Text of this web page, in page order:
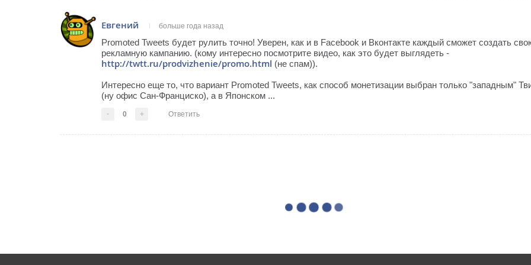
Евгений больше года назад
Promoted Tweets будет рулить точно! Уверен, как и в Facebook и Вконтакте каждый сможет создать
рекламную кампанию. (кому интересно посмотрите видео, как это будет выглядеть -
http://twtt.ru/prodvizhenie/promo.html (не спам)).
Интересно еще то, что вариант Promoted Tweets, как способ монетизации выбран только "западным"
(ну офис Сан-Франциско), а в Японском ...
- 0 + Ответить